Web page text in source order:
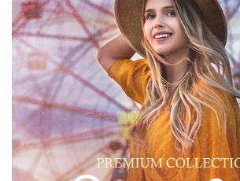
(373 Overlays)
Large 6000*4000px
Entire Collection
(1783 Overlays)
Large 6000*4000px
무료 다운로드